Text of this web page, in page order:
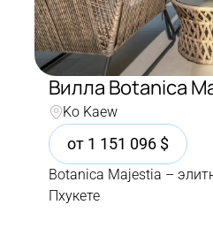
Вилла Botanica
Ko Kaew
от 1 151 096 $
Botanica Majestia –
Пхукете